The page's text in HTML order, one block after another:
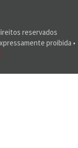
reservados
proibida •